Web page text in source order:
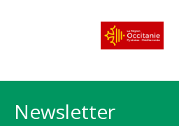
Newsletter